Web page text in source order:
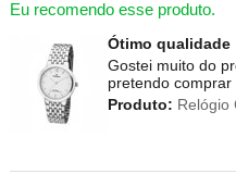
Eu recomendo esse produto.
Ótimo qualidade
Gostei muito do
pretendo comprar
Produto: Relógio